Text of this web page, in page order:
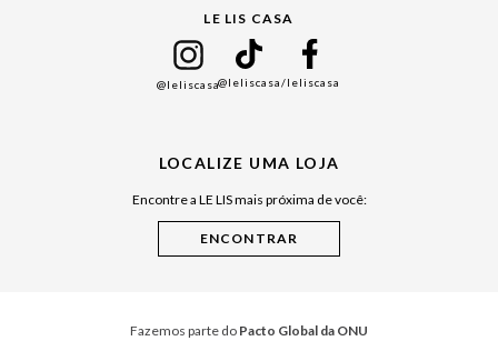
Cuidados Casa
LE LIS CASA
@leliscasa@leliscasa/leliscasa
LOCALIZE UMA LOJA
Encontre a LE LIS mais próxima de você:
Fazemos parte do Pacto Global da ONU